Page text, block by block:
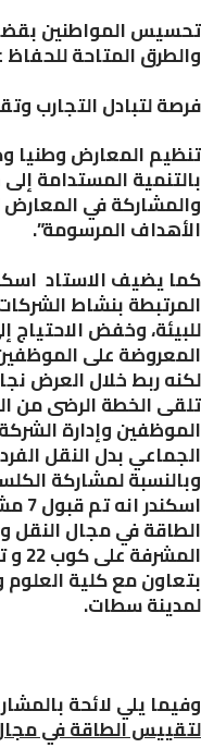
المواطنين بقضايا
المتاحة للحفاظ
لتبادل التجارب
المعارض وطنيا
المستدامة إلى
في المعارض
المرسومة”.
يضيف الاستاد
بنشاط الشركات
وخفض الاحتياج
على الموظفين
ربط خلال العرض
الخطة الرضى من
وإدارة
بدل النقل الفردي
لمشاركة
انه تم
في مجال النقل
مع كلية العلوم
سطات.
يلي لائحة
الطاقة في مجال